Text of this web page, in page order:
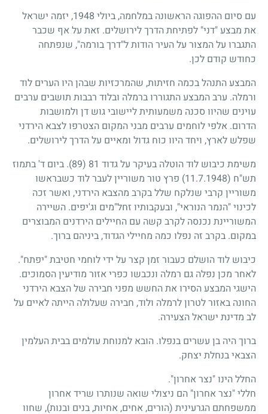
עם סיום ההפוגה הראשונה במלחמה, ביולי 1948, יזמה ישראל
את מבצע "דני" לפתיחת הדרך לירושלים. זאת על אף שכבר
התגברו על המצור על העיר הודות ל"דרך בורמה", שנפתחה
כחודש קודם לכן.
המבצע התנהל בכמה חזיתות, שהמרכזיות שבהן היו הערים לוד
ורמלה. ערב המבצע התגוררו ברמלה ובלוד רבבות תושבים ערבים
עוינים שהיוו סכנה משמעותית ליישובי גוש דן ולמושבות
הדרום. אלפי לוחמים ערבים מבני המקום הצטרפו לצבא הירדני
שפלש לארץ, ויחד היוו כוח גדול ומאיים על הדרך לירושלים.
משימת כיבוש לוד הוטלה בעיקר על גדוד 81 (89). ביום ד' בתמוז
תש"ח (11.7.1948)
פרץ טור משוריין לעבר לוד כשבראשו
משוריין קרבי שנלקח שלל בקרב מהצבא הירדני, ואשר זכה
לכינוי "הנמר הנוראי", ובעקבותיו זחל"מים וג'יפים. השיירה
המשוריינת נכנסה לקרב קשה עם החיילים הירדנים המבוצרים
במקום. בקרב זה נפלו כמה מחיילי הגדוד, ביניהם ברוך.
כיבוש לוד הושלם כעבור זמן קצר על ידי לוחמי חטיבת "יפתח".
לאחר מכן נפלה גם רמלה ונכבשו כפרי אזור מודיעין הסמוכים.
הישגי המבצע הסירו את החשש מפני חבירה של הצבא הירדני
החונה באזור לטרון לרמלה ולוד, חבירה שעלולה הייתה לאיים על
לב מדינת ישראל הצעירה.
ברוך היה בן עשרים בנפלו. הובא למנוחת עולמים בבית העלמין
הצבאי בנחלת יצחק.
החלל הינו "נצר אחרון".
חללי "נצר אחרון" הם ניצולי שואה שנותרו שריד אחרון
ממשפחתם הגרעינית (הורים, אחים, אחיות, בנים ובנות), שחוו